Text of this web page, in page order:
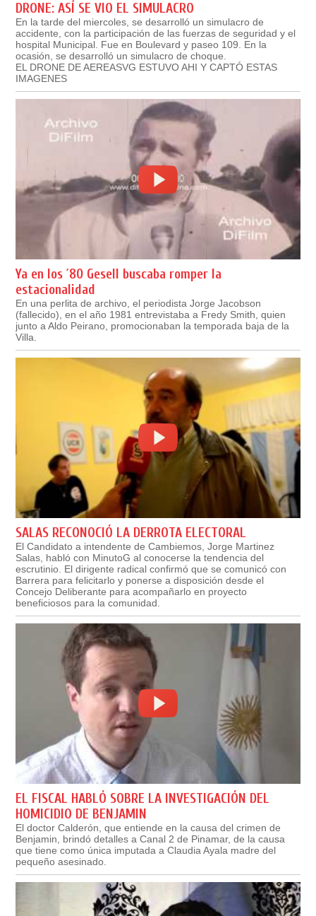
DRONE: ASÍ SE VIO EL SIMULACRO
En la tarde del miercoles, se desarrolló un simulacro de
accidente, con la participación de las fuerzas de seguridad y el
hospital Municipal. Fue en Boulevard y paseo 109. En la
ocasión, se desarrolló un simulacro de choque.
EL DRONE DE AEREASVG ESTUVO AHI Y CAPTÓ ESTAS
IMAGENES
Ya en los ´80 Gesell buscaba romper la
estacionalidad
En una perlita de archivo, el periodista Jorge Jacobson
(fallecido), en el año 1981 entrevistaba a Fredy Smith, quien
junto a Aldo Peirano, promocionaban la temporada baja de la
Villa.
SALAS RECONOCIÓ LA DERROTA ELECTORAL
El Candidato a intendente de Cambiemos, Jorge Martinez
Salas, habló con MinutoG al conocerse la tendencia del
escrutinio. El dirigente radical confirmó que se comunicó con
Barrera para felicitarlo y ponerse a disposición desde el
Concejo Deliberante para acompañarlo en proyecto
beneficiosos para la comunidad.
EL FISCAL HABLÓ SOBRE LA INVESTIGACIÓN DEL
HOMICIDIO DE BENJAMIN
El doctor Calderón, que entiende en la causa del crimen de
Benjamin, brindó detalles a Canal 2 de Pinamar, de la causa
que tiene como única imputada a Claudia Ayala madre del
pequeño asesinado.